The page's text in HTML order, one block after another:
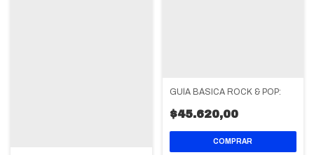
GUÍA BÁSICA ROCK & POP:
$45.620,00